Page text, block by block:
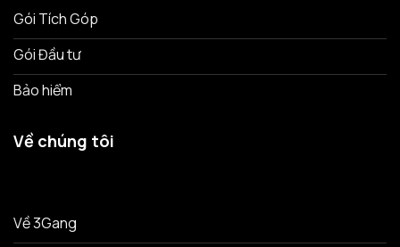
Gói Tích Góp
Gói Đầu tư
Bảo hiểm
Về chúng tôi
Về 3Gang